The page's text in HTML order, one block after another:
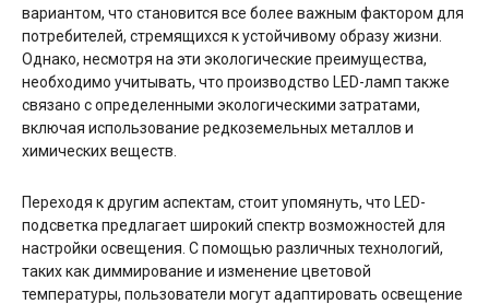
вариантом, что становится все более важным фактором для
потребителей, стремящихся к устойчивому образу жизни.
Однако, несмотря на эти экологические преимущества,
необходимо учитывать, что производство LED-ламп также
связано с определенными экологическими затратами,
включая использование редкоземельных металлов и
химических веществ.
Переходя к другим аспектам, стоит упомянуть, что LED-
подсветка предлагает широкий спектр возможностей для
настройки освещения. С помощью различных технологий,
таких как диммирование и изменение цветовой
температуры, пользователи могут адаптировать освещение